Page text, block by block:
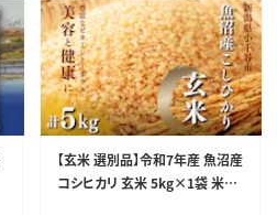
【玄米 選別品】令和7年産 魚沼産
コシヒカリ 玄米 5kg×1袋 米太